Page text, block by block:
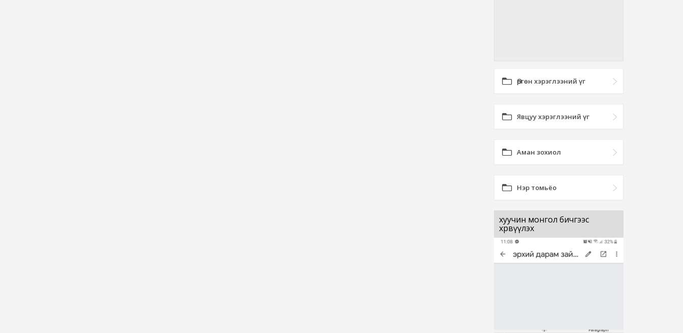
Өргөн хэрэглээний үг
Явцуу хэрэглээний үг
Аман зохиол
Нэр томьёо
хуучин монгол бичгээс
хөрвүүлэх